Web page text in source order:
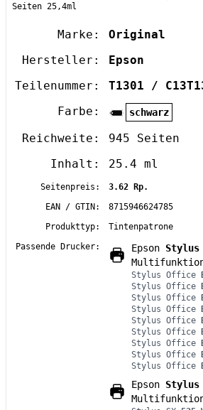
Seiten 25,4ml
Marke:
Original
Hersteller:
Epson
Teilenummer:
T1301 /
Farbe:
schwarz
Reichweite:
945 Seiten
Inhalt:
25.4 ml
Seitenpreis:
3.62 Rp.
EAN / GTIN:
8715946624785
Produkttyp:
Tintenpatrone
Passende Drucker:
Epson
Stylus Office
Stylus Office
Stylus Office
Stylus Office
Stylus Office
Stylus Office
Stylus Office
Stylus Office
Stylus Office
Epson Stylus